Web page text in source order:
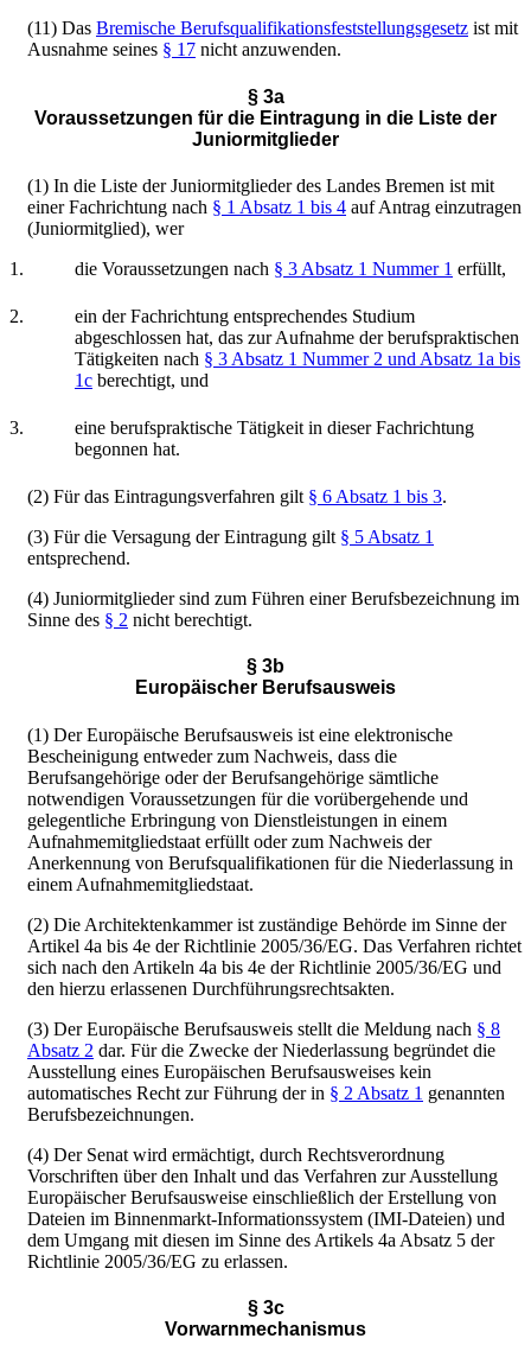
(11) Das Bremische Berufsqualifikationsfeststellungsgesetz ist mit
Ausnahme seines § 17 nicht anzuwenden.
§ 3a
Voraussetzungen für die Eintragung in die Liste der
Juniormitglieder
(1) In die Liste der Juniormitglieder des Landes Bremen ist mit
einer Fachrichtung nach § 1 Absatz 1 bis 4 auf Antrag einzutragen
(Juniormitglied), wer
1.
die Voraussetzungen nach § 3 Absatz 1 Nummer 1 erfüllt,
2.
ein der Fachrichtung entsprechendes Studium
abgeschlossen hat, das zur Aufnahme der berufspraktischen
Tätigkeiten nach § 3 Absatz 1 Nummer 2 und Absatz 1a bis
1c berechtigt, und
3.
eine berufspraktische Tätigkeit in dieser Fachrichtung
begonnen hat.
(2) Für das Eintragungsverfahren gilt § 6 Absatz 1 bis 3.
(3) Für die Versagung der Eintragung gilt § 5 Absatz 1
entsprechend.
(4) Juniormitglieder sind zum Führen einer Berufsbezeichnung im
Sinne des § 2 nicht berechtigt.
§ 3b
Europäischer Berufsausweis
(1) Der Europäische Berufsausweis ist eine elektronische
Bescheinigung entweder zum Nachweis, dass die
Berufsangehörige oder der Berufsangehörige sämtliche
notwendigen Voraussetzungen für die vorübergehende und
gelegentliche Erbringung von Dienstleistungen in einem
Aufnahmemitgliedstaat erfüllt oder zum Nachweis der
Anerkennung von Berufsqualifikationen für die Niederlassung in
einem Aufnahmemitgliedstaat.
(2) Die Architektenkammer ist zuständige Behörde im Sinne der
Artikel 4a bis 4e der Richtlinie 2005/36/EG. Das Verfahren richtet
sich nach den Artikeln 4a bis 4e der Richtlinie 2005/36/EG und
den hierzu erlassenen Durchführungsrechtsakten.
(3) Der Europäische Berufsausweis stellt die Meldung nach § 8
Absatz 2 dar. Für die Zwecke der Niederlassung begründet die
Ausstellung eines Europäischen Berufsausweises kein
automatisches Recht zur Führung der in § 2 Absatz 1 genannten
Berufsbezeichnungen.
(4) Der Senat wird ermächtigt, durch Rechtsverordnung
Vorschriften über den Inhalt und das Verfahren zur Ausstellung
Europäischer Berufsausweise einschließlich der Erstellung von
Dateien im Binnenmarkt-Informationssystem (IMI-Dateien) und
dem Umgang mit diesen im Sinne des Artikels 4a Absatz 5 der
Richtlinie 2005/36/EG zu erlassen.
§ 3c
Vorwarnmechanismus